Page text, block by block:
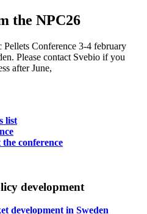
the NPC26
Conference 3-4 february
Please contact Svebio if you
after June,
list
conference
development
development in Sweden